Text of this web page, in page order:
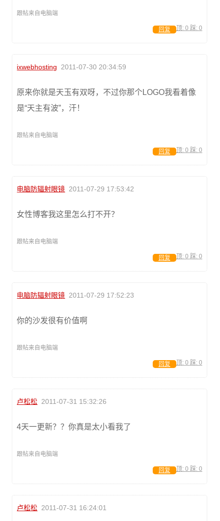
跟帖来自电脑端
顶: 0 踩: 0
回复
ixwebhosting 2011-07-30 20:34:59
原来你就是天玉有双呀，不过你那个LOGO我看着像
是“天主有波”，汗！
跟帖来自电脑端
顶: 0 踩: 0
回复
电脑防辐射眼镜 2011-07-29 17:53:42
女性博客我这里怎么打不开？
跟帖来自电脑端
顶: 0 踩: 0
回复
电脑防辐射眼镜 2011-07-29 17:52:23
你的沙发很有价值啊
跟帖来自电脑端
顶: 0 踩: 0
回复
卢松松 2011-07-31 15:32:26
4天一更新？？你真是太小看我了
跟帖来自电脑端
顶: 0 踩: 0
回复
卢松松 2011-07-31 16:24:01